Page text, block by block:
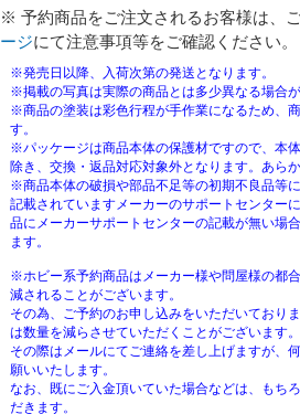
※ 予約商品をご注文されるお客様は、
ージにて注意事項等をご確認ください。
※発売日以降、入荷次第の発送となります。
※掲載の写真は実際の商品とは多少異なる場合が
※商品の塗装は彩色行程が手作業になるため、
す。
※パッケージは商品本体の保護材ですので、本
除き、交換・返品対応対象外となります。あら
※商品本体の破損や部品不足等の初期不良品等
記載されていますメーカーのサポートセンター
品にメーカーサポートセンターの記載が無い場
ます。
※ホビー系予約商品はメーカー様や問屋様の都
減されることがございます。
その為、ご予約のお申し込みをいただいており
は数量を減らさせていただくことがございます。
その際はメールにてご連絡を差し上げますが、
願いいたします。
なお、既にご入金頂いていた場合などは、もち
だきます。